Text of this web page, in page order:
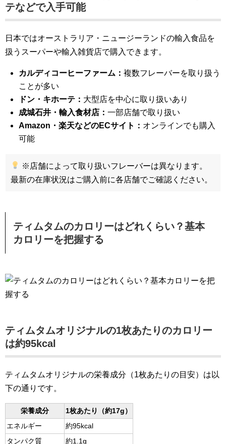
テなどで入手可能
日本ではオーストラリア・ニュージーランドの輸入食品を
扱うスーパーや輸入雑貨店で購入できます。
カルディコーヒーファーム：複数フレーバーを取り扱う
ことが多い
ドン・キホーテ： 大型店を中心に取り扱いあり
成城石井・輸入食材店：一部店舗で取り扱い
Amazon・楽天などのECサイト： オンラインでも購入
可能
※店舗によって取り扱いフレーバーは異なります。
最新の在庫状況はご購入前に各店舗でご確認ください。
ティムタムのカロリーはどれくらい？基本
カロリーを把握する
ティムタムオリジナルの1枚あたりのカロリー
は約95kcal
ティムタムオリジナルの栄養成分（1枚あたりの目安）は以
下の通りです。
栄養成分
1枚あたり（約17g）
エネルギー
約95kcal
タンパク質
約1.1g